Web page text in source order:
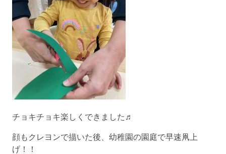
チョキチョキ楽しくできました♬
顔もクレヨンで描いた後、幼稚園の園庭で早速凧上
げ！！